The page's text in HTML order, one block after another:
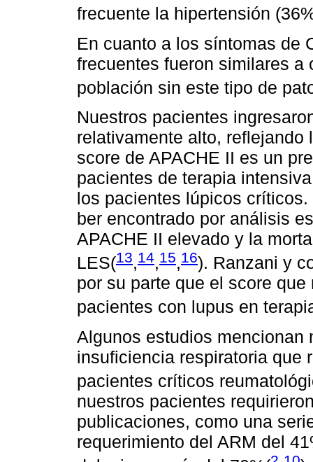
frecuente la hipertensión
En cuanto a los síntomas de
frecuentes fueron similares
población sin este tipo de
Nuestros pacientes
relativamente alto,
score de APACHE II es un
pacientes de terapia
los pacientes lúpicos
ber encontrado por análisis
APACHE II elevado y la
LES(13,14,15,16). Ranzani y
por su parte que el score
pacientes con lupus en
Algunos estudios mencionan
insuficiencia respiratoria que
pacientes críticos
nuestros pacientes
publicaciones, como una
requerimiento del ARM del